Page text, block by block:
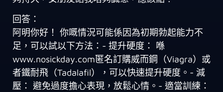
回答：
阿明你好！ 你嘅情況可能係因為初期勃起能力不
足，可以試以下方法：- 提升硬度： 喺
www.nosickday.com匿名訂購威而鋼（Viagra）或
者鐵耐飛（Tadalafil），可以快速提升硬度。- 減
壓： 避免過度擔心表現，放鬆心情。- 適當訓練：